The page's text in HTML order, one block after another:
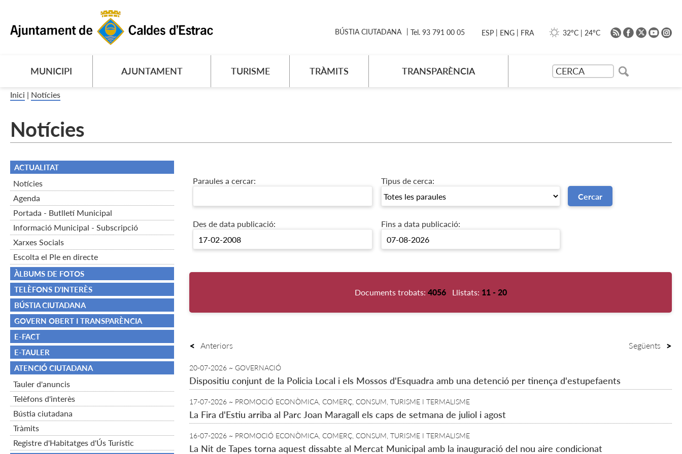
MUNICIPI AJUNTAMENT TURISME TRÀMITS TRANSPARÈNCIA
BÚSTIA CIUTADANA Tel. 93 791 00 05 ESP | ENG | FRA 32ºC | 24ºC
Inici | Notícies
Notícies
ACTUALITAT
Notícies
Agenda
Portada - Butlletí Municipal
Informació Municipal - Subscripció
Xarxes Socials
Escolta el Ple en directe
ÀLBUMS DE FOTOS
TELÈFONS D'INTERÈS
BÚSTIA CIUTADANA
GOVERN OBERT I TRANSPARÈNCIA
E-FACT
E-TAULER
ATENCIÓ CIUTADANA
Tauler d'anuncis
Telèfons d'interès
Bústia ciutadana
Tràmits
Registre d'Habitatges d'Ús Turístic
Paraules a cercar: Tipus de cerca:
Des de data publicació: Fins a data publicació:
Documents trobats: 4056 Llistats: 11 - 20
Anteriors Següents
20-07-2026 ~ GOVERNACIÓ
Dispositiu conjunt de la Policia Local i els Mossos d'Esquadra amb una detenció per tinença d'estupefaents
17-07-2026 ~ PROMOCIÓ ECONÒMICA, COMERÇ, CONSUM, TURISME I TERMALISME
La Fira d'Estiu arriba al Parc Joan Maragall els caps de setmana de juliol i agost
16-07-2026 ~ PROMOCIÓ ECONÒMICA, COMERÇ, CONSUM, TURISME I TERMALISME
La Nit de Tapes torna aquest dissabte al Mercat Municipal amb la inauguració del nou aire condicionat